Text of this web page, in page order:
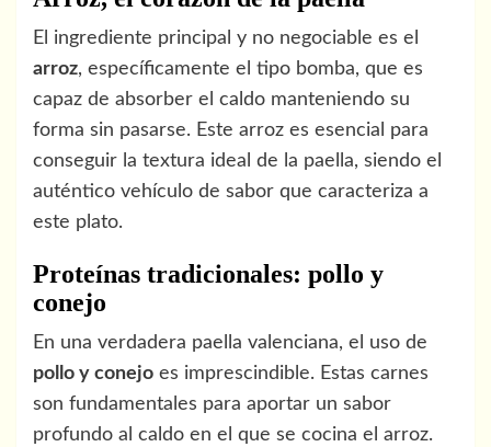
El ingrediente principal y no negociable es el
arroz, específicamente el tipo bomba, que es
capaz de absorber el caldo manteniendo su
forma sin pasarse. Este arroz es esencial para
conseguir la textura ideal de la paella, siendo el
auténtico vehículo de sabor que caracteriza a
este plato.
Proteínas tradicionales: pollo y
conejo
En una verdadera paella valenciana, el uso de
pollo y conejo es imprescindible. Estas carnes
son fundamentales para aportar un sabor
profundo al caldo en el que se cocina el arroz.